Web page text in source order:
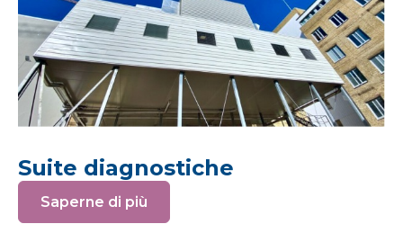
Suite diagnostiche
Saperne di più